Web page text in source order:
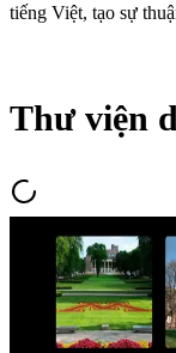
tiếng Việt, tạo sự
Thư viện